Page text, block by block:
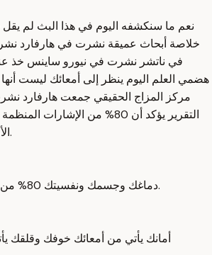
نعم ما سنكشفه اليوم في هذا البث لم
خلاصة أبحاث عميقة نشرت في هارفارد
في ناتشر نشرت في نيورو ساينس خذ
هضمي العلم اليوم ينظر إلى أمعائك ليست
التقرير يؤكد أن 80% من
الأمعاء صاعدة إلى الدماغ.
دماغك وجسمك ونفسيتك 80% من تكونهم يأتي من أمعائك.